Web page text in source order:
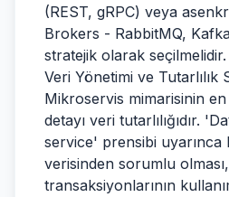
(REST, gRPC) veya
Brokers - RabbitMQ,
stratejik olarak seçilmelidir.
Veri Yönetimi ve Tutarlılık
Mikroservis mimarisinin en
detayı veri tutarlılığıdır.
service' prensibi uyarınca
verisinden sorumlu
transaksiyonlarının